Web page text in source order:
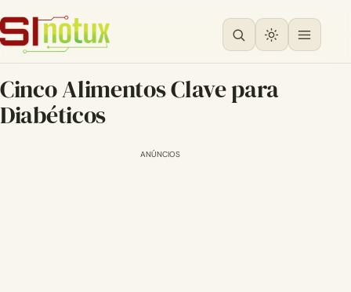
Cinco Alimentos Clave para
Diabéticos
ANÚNCIOS